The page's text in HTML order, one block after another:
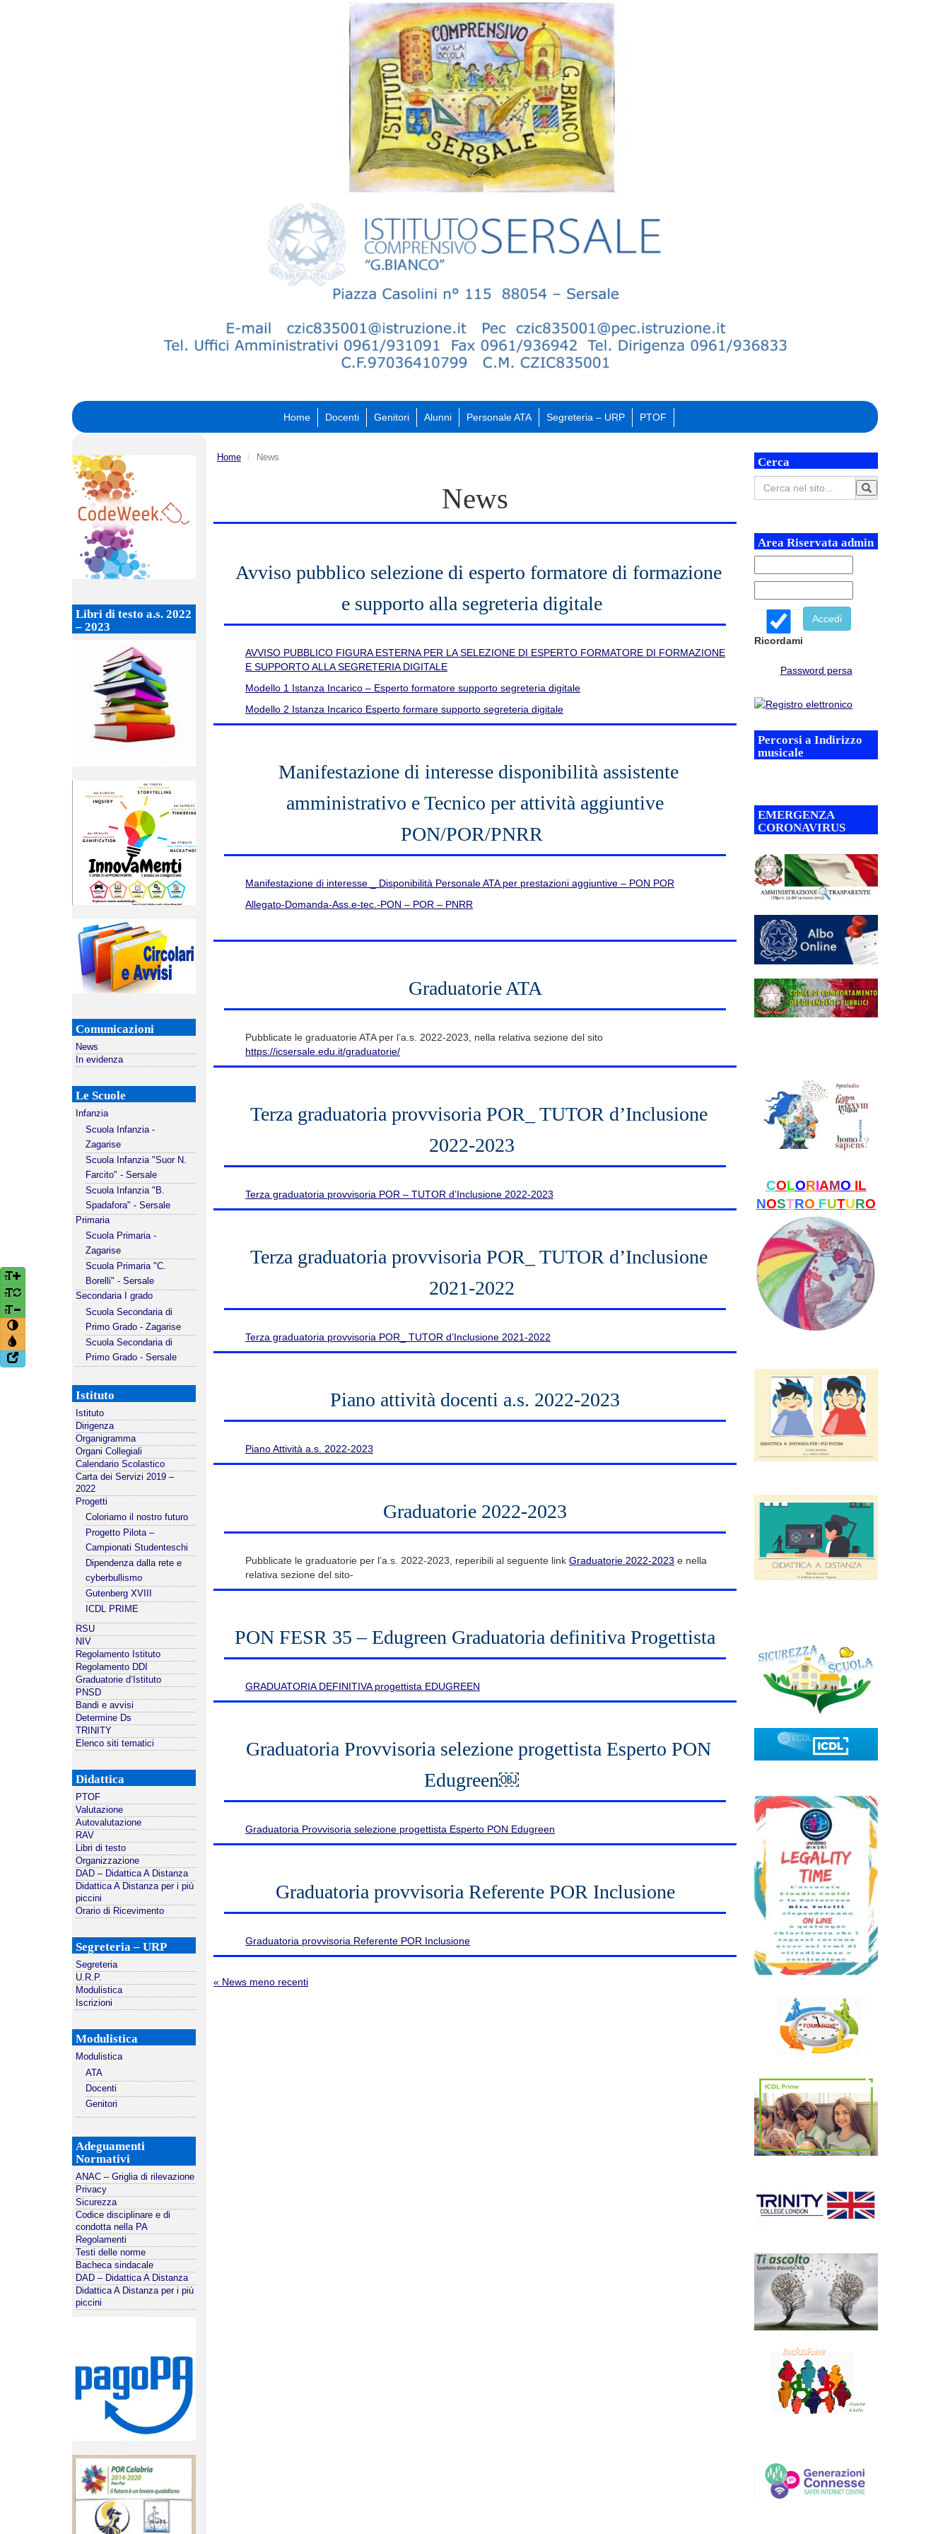
Home Docenti Genitori Alunni Personale ATA Segreteria – URP PTOF
Libri di testo a.s. 2022
– 2023
Comunicazioni
News
In evidenza
Le Scuole
Infanzia
Scuola Infanzia -
Zagarise
Scuola Infanzia "Suor N.
Farcito" - Sersale
Scuola Infanzia "B.
Spadafora" - Sersale
Primaria
Scuola Primaria -
Zagarise
Scuola Primaria "C.
Borelli" - Sersale
Secondaria I grado
Scuola Secondaria di
Primo Grado - Zagarise
Scuola Secondaria di
Primo Grado - Sersale
Istituto
Istituto
Dirigenza
Organigramma
Organi Collegiali
Calendario Scolastico
Carta dei Servizi 2019 –
2022
Progetti
Coloriamo il nostro futuro
Progetto Pilota –
Campionati Studenteschi
Dipendenza dalla rete e
cyberbullismo
Gutenberg XVIII
ICDL PRIME
RSU
NIV
Regolamento Istituto
Regolamento DDI
Graduatorie d’Istituto
PNSD
Bandi e avvisi
Determine Ds
TRINITY
Elenco siti tematici
Didattica
PTOF
Valutazione
Autovalutazione
RAV
Libri di testo
Organizzazione
DAD – Didattica A Distanza
Didattica A Distanza per i più
piccini
Orario di Ricevimento
Segreteria – URP
Segreteria
U.R.P.
Modulistica
Iscrizioni
Modulistica
Modulistica
ATA
Docenti
Genitori
Adeguamenti
Normativi
ANAC – Griglia di rilevazione
Privacy
Sicurezza
Codice disciplinare e di
condotta nella PA
Regolamenti
Testi delle norme
Bacheca sindacale
DAD – Didattica A Distanza
Didattica A Distanza per i più
piccini
Home News
News
Avviso pubblico selezione di esperto formatore di formazione
e supporto alla segreteria digitale
AVVISO PUBBLICO FIGURA ESTERNA PER LA SELEZIONE DI ESPERTO FORMATORE DI FORMAZIONE
E SUPPORTO ALLA SEGRETERIA DIGITALE
Modello 1 Istanza Incarico – Esperto formatore supporto segreteria digitale
Modello 2 Istanza Incarico Esperto formare supporto segreteria digitale
Manifestazione di interesse disponibilità assistente
amministrativo e Tecnico per attività aggiuntive
PON/POR/PNRR
Manifestazione di interesse _ Disponibilità Personale ATA per prestazioni aggiuntive – PON POR
Allegato-Domanda-Ass.e-tec.-PON – POR – PNRR
Graduatorie ATA
Pubblicate le graduatorie ATA per l’a.s. 2022-2023, nella relativa sezione del sito
https://icsersale.edu.it/graduatorie/
Terza graduatoria provvisoria POR_ TUTOR d’Inclusione
2022-2023
Terza graduatoria provvisoria POR – TUTOR d’Inclusione 2022-2023
Terza graduatoria provvisoria POR_ TUTOR d’Inclusione
2021-2022
Terza graduatoria provvisoria POR_ TUTOR d’Inclusione 2021-2022
Piano attività docenti a.s. 2022-2023
Piano Attività a.s. 2022-2023
Graduatorie 2022-2023
Pubblicate le graduatorie per l’a.s. 2022-2023, reperibili al seguente link Graduatorie 2022-2023 e nella
relativa sezione del sito-
PON FESR 35 – Edugreen Graduatoria definitiva Progettista
GRADUATORIA DEFINITIVA progettista EDUGREEN
Graduatoria Provvisoria selezione progettista Esperto PON
Edugreen￼
Graduatoria Provvisoria selezione progettista Esperto PON Edugreen
Graduatoria provvisoria Referente POR Inclusione
Graduatoria provvisoria Referente POR Inclusione
« News meno recenti
Cerca
Area Riservata admin
Ricordami
Password persa
Percorsi a Indirizzo
musicale
EMERGENZA
CORONAVIRUS
COLORIAMO IL
NOSTRO FUTURO